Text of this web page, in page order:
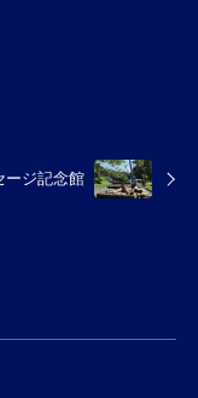
ージ記念館